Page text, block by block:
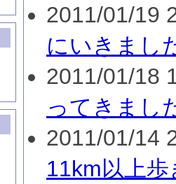
2011/01/19
にいきまし
2011/01/18
ってきまし
2011/01/14
11km以上